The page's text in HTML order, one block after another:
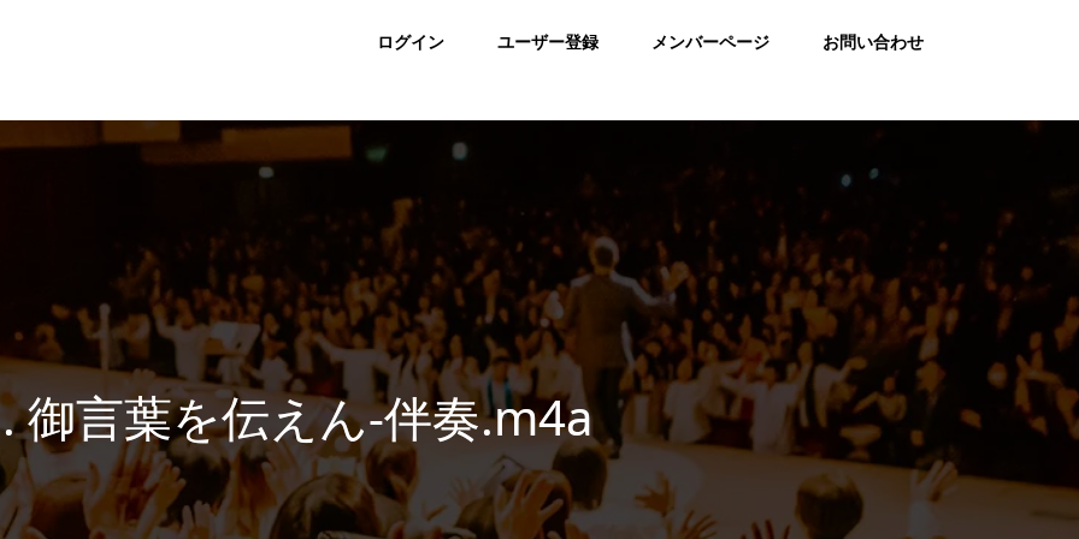
ログイン ユーザー登録 メンバーページ お問い合わせ
御言葉を伝えん-伴奏.m4a